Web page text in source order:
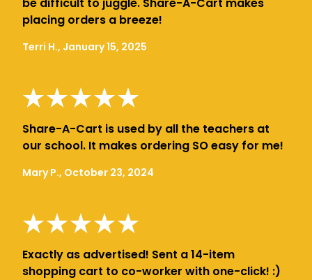
placing orders a breeze!
Terri H., January 15, 2025
Share-A-Cart is used by all the teachers at
our school. It makes ordering SO easy for me!
Mary P., October 23, 2024
Exactly as advertised! Sent a 14-item
shopping cart to co-worker with one-click! :)